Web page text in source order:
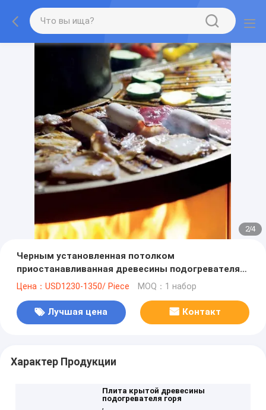
2/4
Черным установленная потолком
приостанавливанная древесины подогревателя
камина плита крытой горя
Цена：USD1230-1350/ Piece MOQ：1 набор
Лучшая цена Контакт
Характер Продукции
Плита крытой древесины
подогревателя горя
,